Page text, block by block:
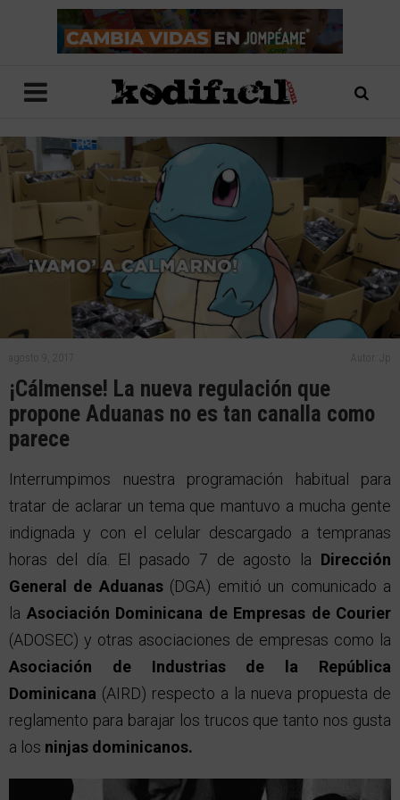
agosto 9, 2017 Autor: Jp
¡Cálmense! La nueva regulación que
propone Aduanas no es tan canalla como
parece
Interrumpimos nuestra programación habitual para
tratar de aclarar un tema que mantuvo a mucha gente
indignada y con el celular descargado a tempranas
horas del día. El pasado 7 de agosto la Dirección
General de Aduanas(DGA) emitió un comunicado a
la Asociación Dominicana de Empresas de Courier
(ADOSEC) y otras asociaciones de empresas como la
Asociación de Industrias de la República
Dominicana (AIRD) respecto a la nueva propuesta de
reglamento para barajar los trucos que tanto nos gusta
a los ninjas dominicanos.